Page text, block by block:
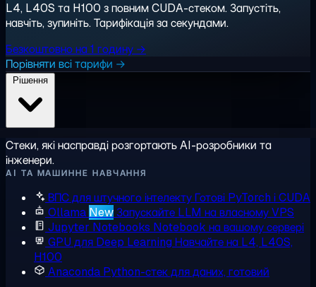
L4, L40S та H100 з повним CUDA-стеком. Запустіть,
навчіть, зупиніть. Тарифікація за секундами.
Безкоштовно на 1 годину →
Порівняти всі тарифи →
Стеки, які насправді розгортають AI-розробники та
інженери.
AI ТА МАШИННЕ НАВЧАННЯ
ВПС для штучного інтелектуГотові PyTorch і CUDA
Ollama NewЗапускайте LLM на власному VPS
Jupyter Notebooks Notebook на вашому сервері
GPU для Deep Learning Навчайте на L4, L40S,
H100
Anaconda Python-стек для даних, готовий